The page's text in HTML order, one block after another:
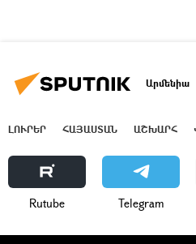
Արմենիա
ԼՈՒՐԵՐ ՀԱՅԱՍՏԱՆ ԱՇԽԱՐՀ
Rutube Telegram